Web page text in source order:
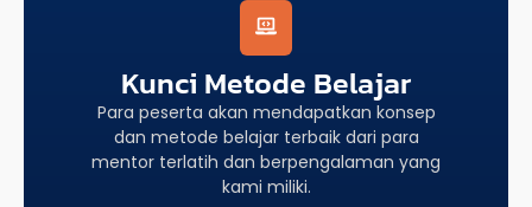
Kunci Metode Belajar
Para peserta akan mendapatkan konsep
dan metode belajar terbaik dari para
mentor terlatih dan berpengalaman yang
kami miliki.